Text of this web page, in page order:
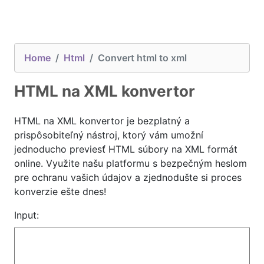
Home Html Convert html to xml
HTML na XML konvertor
HTML na XML konvertor je bezplatný a
prispôsobiteľný nástroj, ktorý vám umožní
jednoducho previesť HTML súbory na XML formát
online. Využite našu platformu s bezpečným heslom
pre ochranu vašich údajov a zjednodušte si proces
konverzie ešte dnes!
Input: